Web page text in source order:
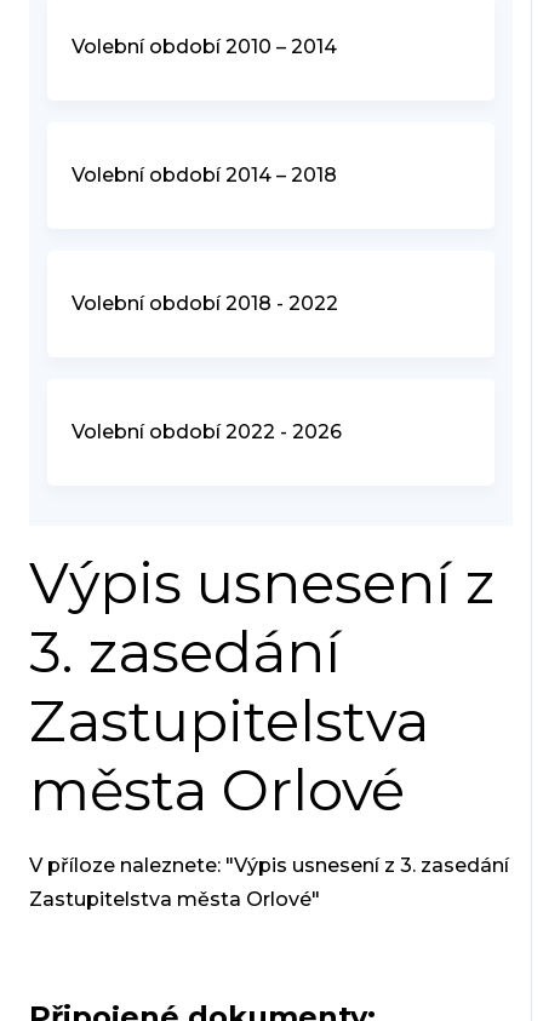
Volební období 2010 – 2014
Volební období 2014 – 2018
Volební období 2018 - 2022
Volební období 2022 - 2026
Výpis usnesení z
3. zasedání
Zastupitelstva
města Orlové
V příloze naleznete: "Výpis usnesení z 3. zasedání
Zastupitelstva města Orlové"